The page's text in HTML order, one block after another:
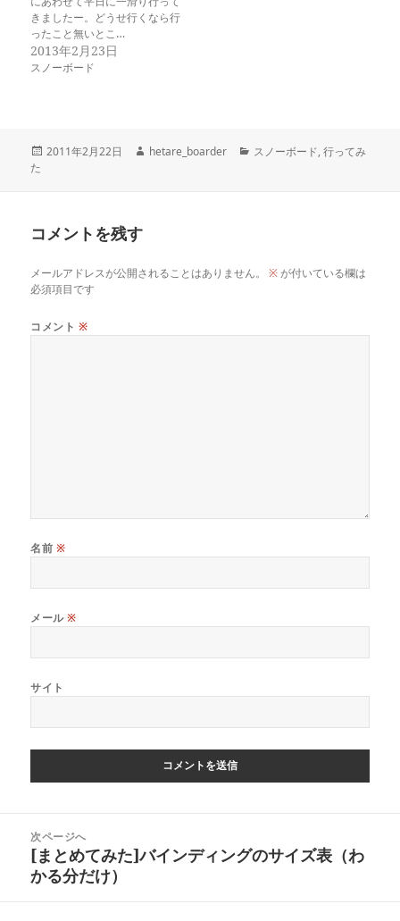
きましたー。どうせ行くなら行
ったこと無いとこ…
2013年2月23日
スノーボード
投
2011年2月22日
作
hetare_boarder
カ
スノーボード,行ってみ
た
コメントを残す
メールアドレスが公開されることはありません。 ※が付いている欄は
必須項目です
コメント ※
名前 ※
メール※
サイト
次ページへ
次
の
[まとめてみた]バインディングのサイズ表（わ
かる分だけ）